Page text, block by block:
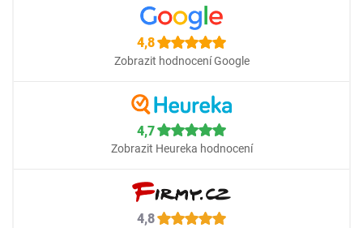
4,8
Zobrazit hodnocení Google
4,7
Zobrazit Heureka hodnocení
4,8